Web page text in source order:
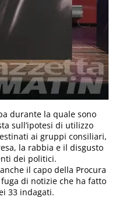
durante la quale sono
sull’ipotesi di utilizzo
ai gruppi consiliari,
la rabbia e il disgusto
dei politici.
il capo della Procura
di notizie che ha fatto
33 indagati.